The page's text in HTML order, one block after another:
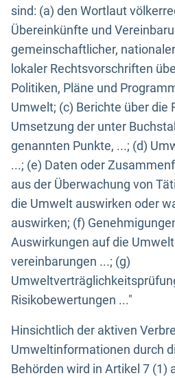
sind: (a) den Wortlaut
Übereinkünfte und
gemeinschaftlicher,
lokaler Rechtsvorschriften
Politiken, Pläne und
Umwelt; (c) Berichte über die
Umsetzung der unter
genannten Punkte, ...; (d)
...; (e) Daten oder
aus der Überwachung von
die Umwelt auswirken oder
auswirken; (f)
Auswirkungen auf die
vereinbarungen ...; (g)
Risikobewertungen ..."
Hinsichtlich der aktiven
Umweltinformationen durch
Behörden wird in Artikel 7 (1)